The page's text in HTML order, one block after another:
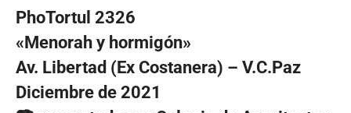
PhoTortul 2326
«Menorah y hormigón»
Av. Libertad (Ex Costanera) – V.C.Paz
Diciembre de 2021